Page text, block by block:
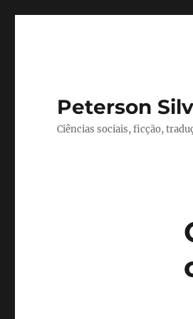
Peterson
Ciências sociais, ficção,